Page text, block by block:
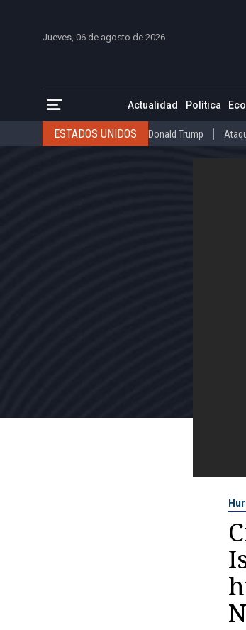
Jueves, 06 de agosto de 2026
Actualidad Política
ESTADOS UNIDOS Donald Trump
Ciudadanos
ESTADOS UNIDOS Donald Trump Ataque al
COLOMBIA Elecciones Presidenciales en Colombia